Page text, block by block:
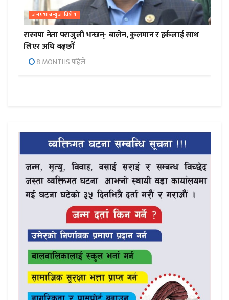
जनप्रभाबन्युज विशेष
रास्वपा नेता पराजुली भन्छन्- बालेन, कुलमान र हर्कलाई साथ
लिएर अघि बढ्छौँ
8 MONTHS पहिले